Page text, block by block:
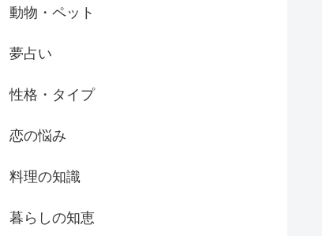
動物・ペット
夢占い
性格・タイプ
恋の悩み
料理の知識
暮らしの知恵